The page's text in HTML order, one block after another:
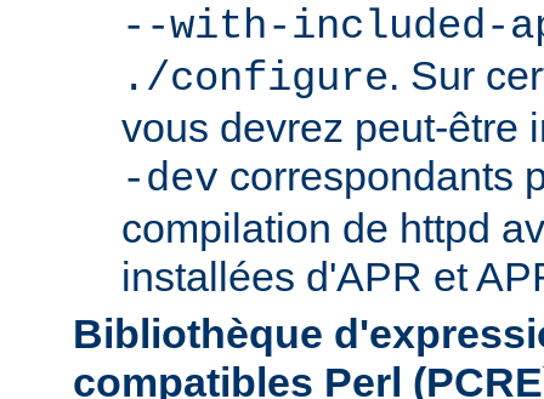
--with-included-
./configure. Sur
vous devrez peut-être
-dev correspondants
compilation de httpd
installées d'APR et
Bibliothèque
compatibles Perl